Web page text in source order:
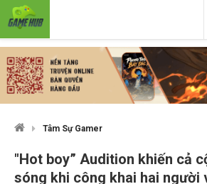
Tâm Sự Gamer
"Hot boy” Audition khiến cả
sóng khi công khai hai người